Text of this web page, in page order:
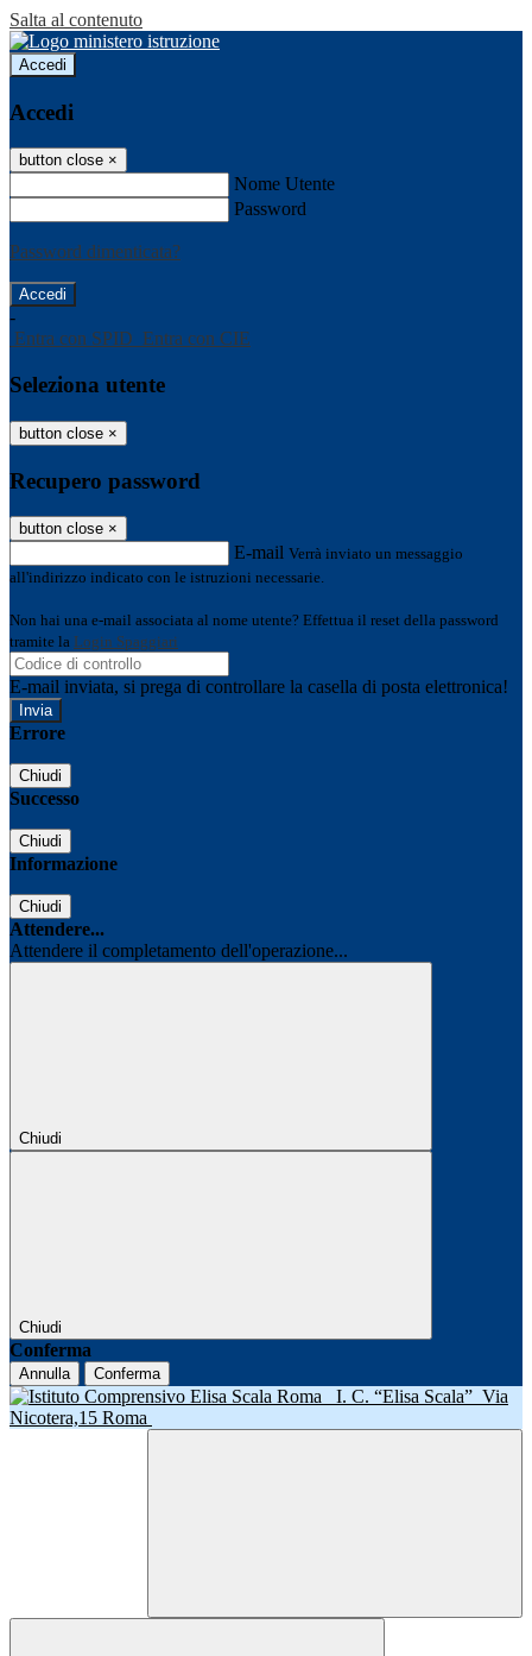
Salta al contenuto
Accedi
Accedi
button close ×
Nome Utente
Password
Password dimenticata?
-
Entra con SPID Entra con CIE
Seleziona utente
button close ×
Recupero password
button close ×
E-mail Verrà inviato un messaggio
all'indirizzo indicato con le istruzioni necessarie.
Non hai una e-mail associata al nome utente? Effettua il reset della password
tramite la Login Spaggiari
E-mail inviata, si prega di controllare la casella di posta elettronica!
Errore
Chiudi
Successo
Chiudi
Informazione
Chiudi
Attendere...
Attendere il completamento dell'operazione...
Chiudi
Chiudi
Conferma
Annulla Conferma
I. C. “Elisa Scala” Via
Nicotera,15 Roma